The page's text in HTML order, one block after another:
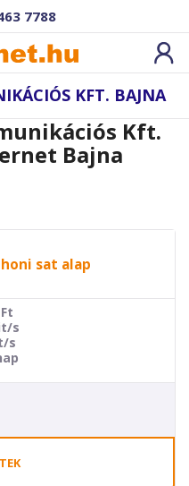
7788
KFT. BAJNA
Kft.
Bajna
sat alap
Ft
s
s